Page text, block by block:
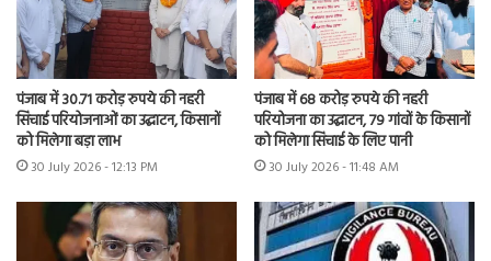
पंजाब में 30.71 करोड़ रुपये की नहरी
सिंचाई परियोजनाओं का उद्घाटन, किसानों
को मिलेगा बड़ा लाभ
30 July 2026 - 12:13 PM
पंजाब में 68 करोड़ रुपये की नहरी
परियोजना का उद्घाटन, 79 गांवों के किसानों
को मिलेगा सिंचाई के लिए पानी
30 July 2026 - 11:48 AM